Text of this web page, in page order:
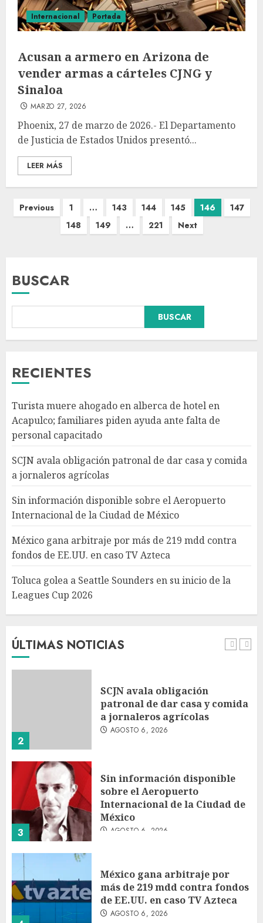
Internacional Portada
Acusan a armero en Arizona de
vender armas a cárteles CJNG y
Sinaloa
MARZO 27, 2026
Phoenix, 27 de marzo de 2026.- El Departamento
de Justicia de Estados Unidos presentó...
LEER MÁS
Previous 1 … 143 144 145 146
147
148
149 … 221 Next
BUSCAR
BUSCAR
RECIENTES
Turista muere ahogado en alberca de hotel en
Acapulco; familiares piden ayuda ante falta de
personal capacitado
SCJN avala obligación patronal de dar casa y comida
a jornaleros agrícolas
Sin información disponible sobre el Aeropuerto
Internacional de la Ciudad de México
México gana arbitraje por más de 219 mdd contra
fondos de EE.UU. en caso TV Azteca
Toluca golea a Seattle Sounders en su inicio de la
Leagues Cup 2026
ÚLTIMAS NOTICIAS
3
Sin información disponible
4
México gana arbitraje por
más de 219 mdd contra fondos
de EE.UU. en caso TV Azteca
AGOSTO 6, 2026
5
Toluca golea a Seattle
Sounders en su inicio de la
Leagues Cup 2026
AGOSTO 6, 2026
1 AGOSTO 6, 2026
2
SCJN avala obligación
patronal de dar casa y comida
a jornaleros agrícolas
AGOSTO 6, 2026
3
Sin información disponible
sobre el Aeropuerto
Internacional de la Ciudad de
México
AGOSTO 6, 2026
México gana arbitraje por
más de 219 mdd contra fondos
de EE.UU. en caso TV Azteca
AGOSTO 6, 2026